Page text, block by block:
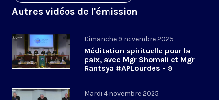
Autres vidéos de l'émission
Dimanche 9 novembre 2025
Méditation spirituelle pour la
paix, avec Mgr Shomali et Mgr
Rantsya #APLourdes - 9
Mardi 4 novembre 2025